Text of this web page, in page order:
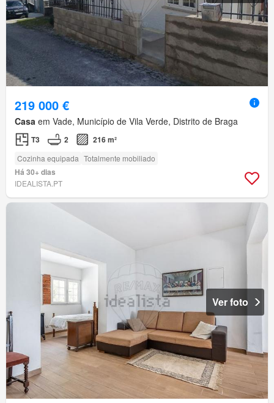
219 000 €
Casa em Vade, Município de Vila Verde, Distrito de Braga
T3 2 216 m²
Cozinha equipada Totalmente mobiliado
Há 30+ dias
IDEALISTA.PT
Ver foto